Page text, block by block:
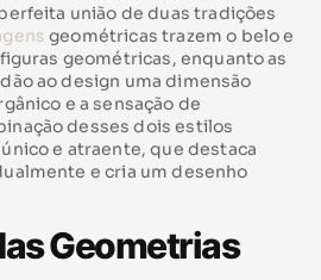
união de duas tradições
geométricas trazem o belo e
geométricas, enquanto as
ao design uma dimensão
e a sensação de
desses dois estilos
e atraente, que destaca
e cria um desenho
Geometrias